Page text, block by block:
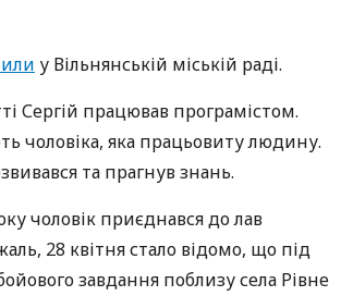
у Вільнянській міській раді.
Сергій працював програмістом.
чоловіка, яка працьовиту людину.
та прагнув знань.
чоловік приєднався до лав
28 квітня стало відомо, що під
завдання поблизу села Рівне